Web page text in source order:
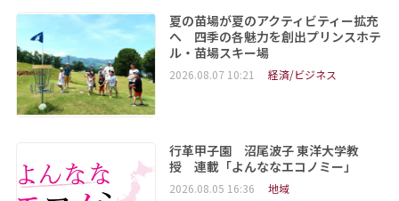
夏の苗場が夏のアクティビティー拡充
へ 四季の各魅力を創出プリンスホテ
ル・苗場スキー場
2026.08.07 10:21 経済/ビジネス
行革甲子園 沼尾波子 東洋大学教
授 連載「よんななエコノミー」
2026.08.05 16:36 地域